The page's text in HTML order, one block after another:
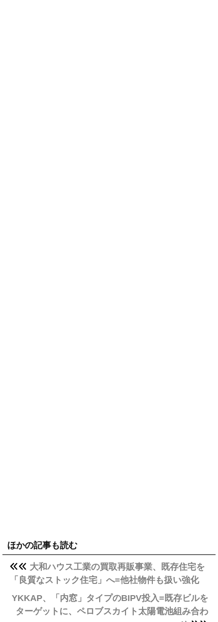
ほかの記事も読む
大和ハウス工業の買取再販事業、既存住宅を
「良質なストック住宅」へ=他社物件も扱い強化
YKKAP、「内窓」タイプのBIPV投入=既存ビルを
ターゲットに、ペロブスカイト太陽電池組み合わ